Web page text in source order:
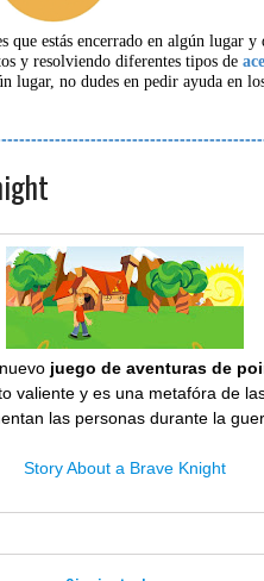
que estás encerrado en algún lugar
y resolviendo diferentes tipos de
lugar, no dudes en pedir ayuda en
juego de aventuras de
valiente y es una metafóra de
las personas durante la
Story About a Brave Knight